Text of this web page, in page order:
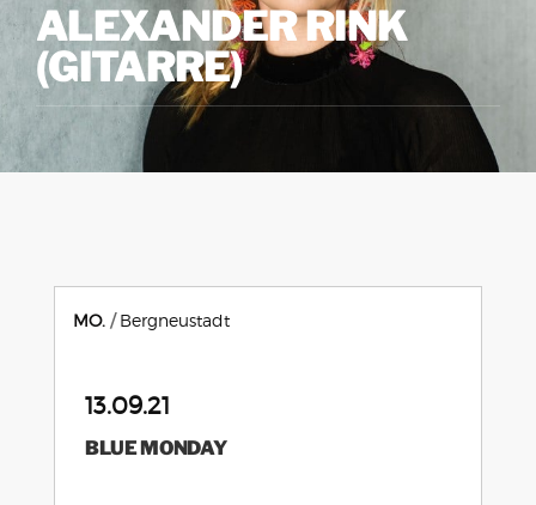
ALEXANDER RINK
(GITARRE)
MO. Bergneustadt
13.09.21
BLUE MONDAY